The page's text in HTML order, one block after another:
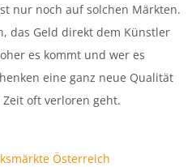
nur noch auf solchen Märkten.
das Geld direkt dem Künstler
es kommt und wer es
eine ganz neue Qualität
oft verloren geht.
Österreich